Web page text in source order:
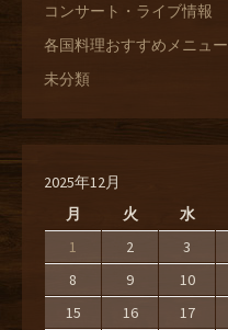
コンサート・ライブ情報
各国料理おすすめメニュー
未分類
2025年12月
月
火 水
1 2 3
8
9 10
15
16 17